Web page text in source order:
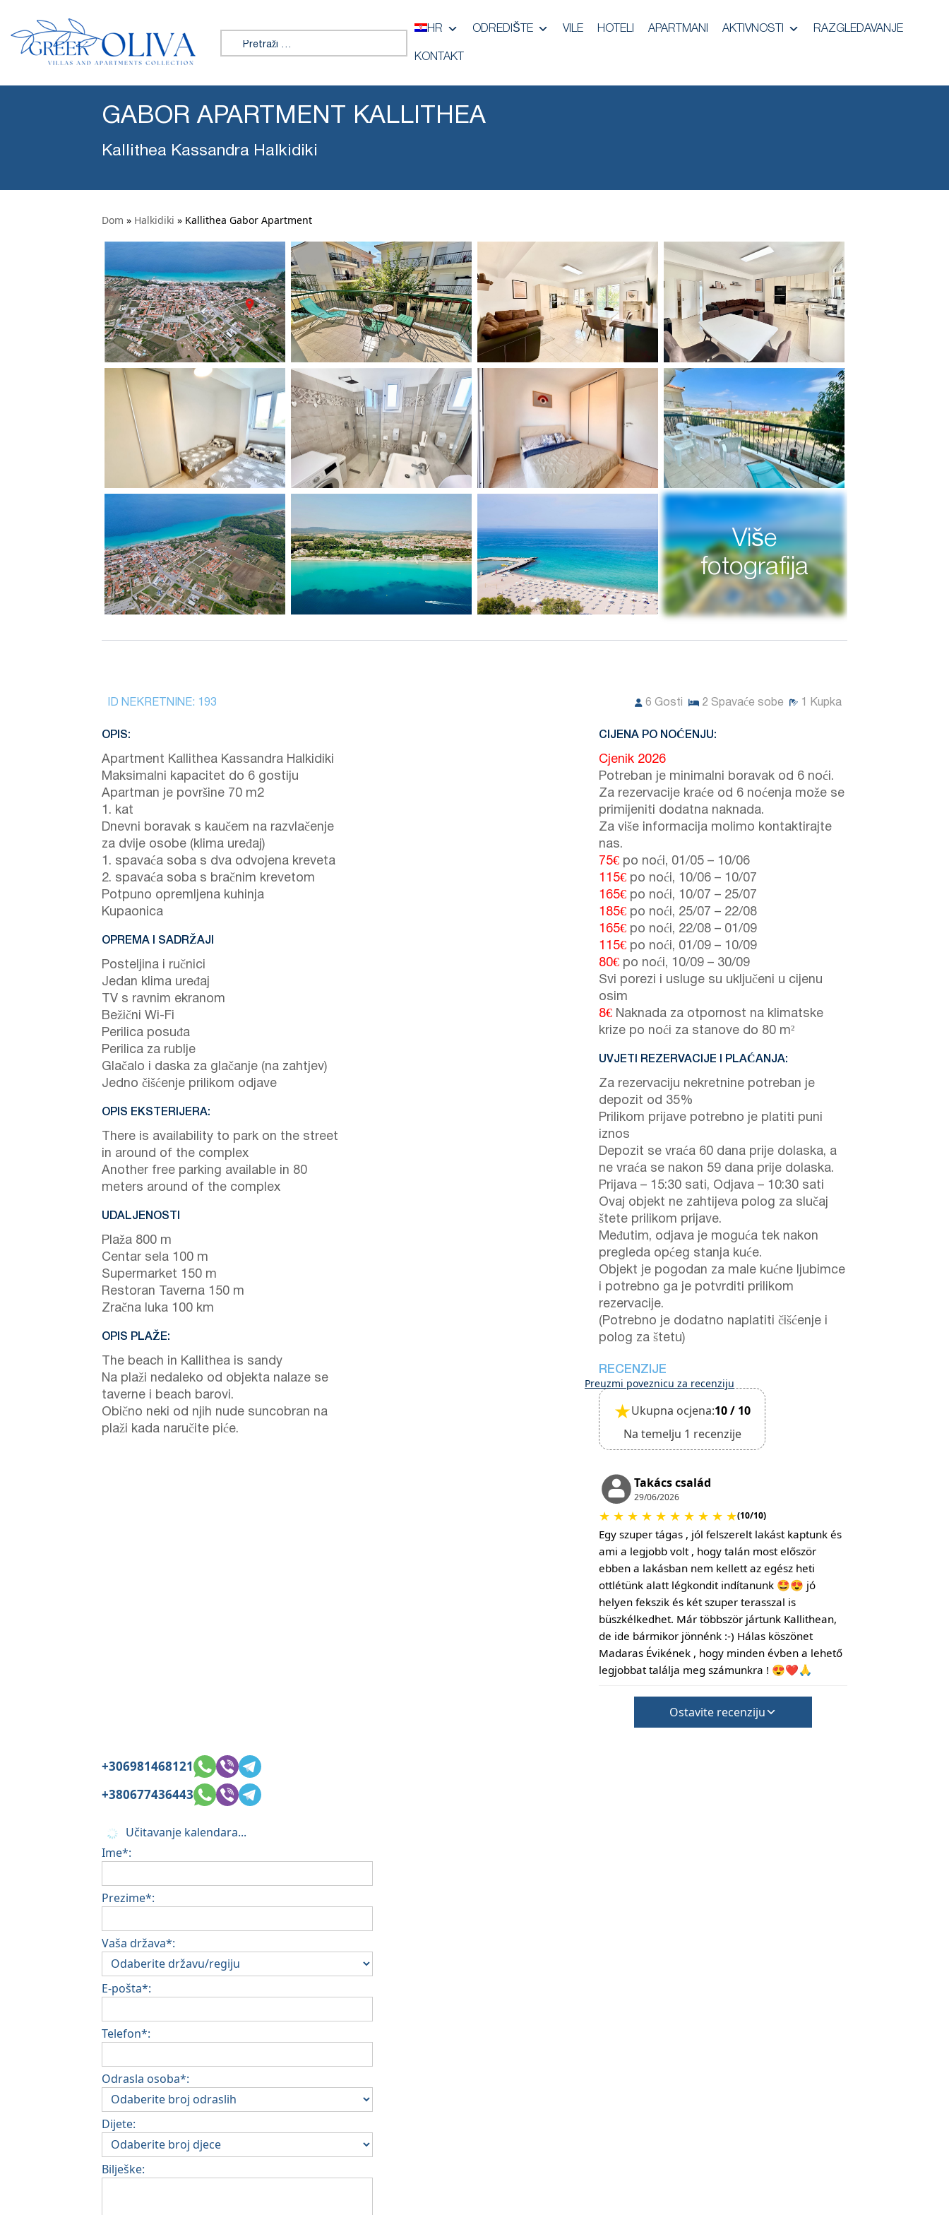
Tražiti:
HR ODREDIŠTE VILE HOTELI APARTMANI AKTIVNOSTI RAZGLEDAVANJE
KONTAKT
GABOR APARTMENT KALLITHEA
Kallithea Kassandra Halkidiki
Dom » Halkidiki » Kallithea Gabor Apartment
Više
fotografija
ID NEKRETNINE: 193 6 Gosti 2 Spavaće sobe 1 Kupka
OPIS:
Apartment Kallithea Kassandra Halkidiki
Maksimalni kapacitet do 6 gostiju
Apartman je površine 70 m2
1. kat
Dnevni boravak s kaučem na razvlačenje
za dvije osobe (klima uređaj)
1. spavaća soba s dva odvojena kreveta
2. spavaća soba s bračnim krevetom
Potpuno opremljena kuhinja
Kupaonica
OPREMA I SADRŽAJI
Posteljina i ručnici
Jedan klima uređaj
TV s ravnim ekranom
Bežični Wi-Fi
Perilica posuđa
Perilica za rublje
Glačalo i daska za glačanje (na zahtjev)
Jedno čišćenje prilikom odjave
OPIS EKSTERIJERA:
There is availability to park on the street
in around of the complex
Another free parking available in 80
meters around of the complex
UDALJENOSTI
Plaža 800 m
Centar sela 100 m
Supermarket 150 m
Restoran Taverna 150 m
Zračna luka 100 km
OPIS PLAŽE:
The beach in Kallithea is sandy
Na plaži nedaleko od objekta nalaze se
taverne i beach barovi.
Obično neki od njih nude suncobran na
plaži kada naručite piće.
CIJENA PO NOĆENJU:
Cjenik 2026
Potreban je minimalni boravak od 6 noći.
Za rezervacije kraće od 6 noćenja može se
primijeniti dodatna naknada.
Za više informacija molimo kontaktirajte
nas.
75€ po noći, 01/05 – 10/06
115€ po noći, 10/06 – 10/07
165€ po noći, 10/07 – 25/07
185€ po noći, 25/07 – 22/08
165€ po noći, 22/08 – 01/09
115€ po noći, 01/09 – 10/09
80€ po noći, 10/09 – 30/09
Svi porezi i usluge su uključeni u cijenu
osim
8€ Naknada za otpornost na klimatske
krize po noći za stanove do 80 m²
UVJETI REZERVACIJE I PLAĆANJA:
Za rezervaciju nekretnine potreban je
depozit od 35%
Prilikom prijave potrebno je platiti puni
iznos
Depozit se vraća 60 dana prije dolaska, a
ne vraća se nakon 59 dana prije dolaska.
Prijava – 15:30 sati, Odjava – 10:30 sati
Ovaj objekt ne zahtijeva polog za slučaj
štete prilikom prijave.
Međutim, odjava je moguća tek nakon
pregleda općeg stanja kuće.
Objekt je pogodan za male kućne ljubimce
i potrebno ga je potvrditi prilikom
rezervacije.
(Potrebno je dodatno naplatiti čišćenje i
polog za štetu)
RECENZIJE
Preuzmi poveznicu za recenziju
★Ukupna ocjena:10 / 10
Na temelju 1 recenzije
Takács család
29/06/2026
★ ★ ★ ★ ★ ★ ★ ★ ★ ★(10/10)
Egy szuper tágas , jól felszerelt lakást kaptunk és
ami a legjobb volt , hogy talán most először
ebben a lakásban nem kellett az egész heti
ottlétünk alatt légkondit indítanunk 🤩😍 jó
helyen fekszik és két szuper terasszal is
büszkélkedhet. Már többször jártunk Kallithean,
de ide bármikor jönnénk :-) Hálas köszönet
Madaras Évikének , hogy minden évben a lehető
legjobbat találja meg számunkra ! 😍❤️🙏
Ostavite recenziju
+306981468121
+380677436443
Učitavanje kalendara...
Ime*:
Prezime*:
Vaša država*:
E-pošta*:
Telefon*:
Odrasla osoba*:
Dijete:
Bilješke: